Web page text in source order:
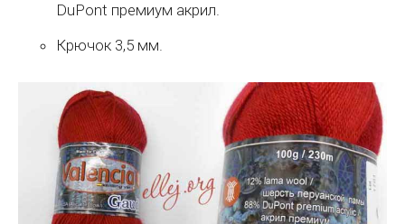
DuPont премиум акрил.
Крючок 3,5 мм.